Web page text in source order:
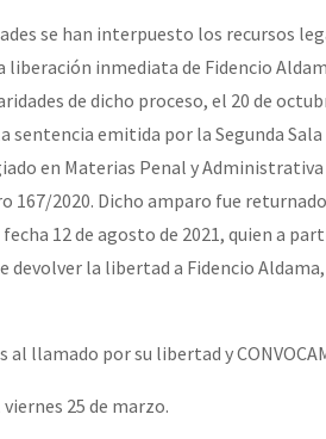
se han interpuesto los recursos
liberación inmediata de Fidencio
de dicho proceso, el 20 de
sentencia emitida por la Segunda
en Materias Penal y
167/2020. Dicho amparo fue
12 de agosto de 2021, quien a
devolver la libertad a Fidencio
llamado por su libertad y
25 de marzo.